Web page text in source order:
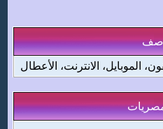
الموبايل، الانترنت، الأعطال